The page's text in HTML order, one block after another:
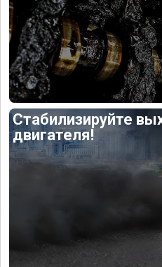
Стабилизируйте
двигателя!